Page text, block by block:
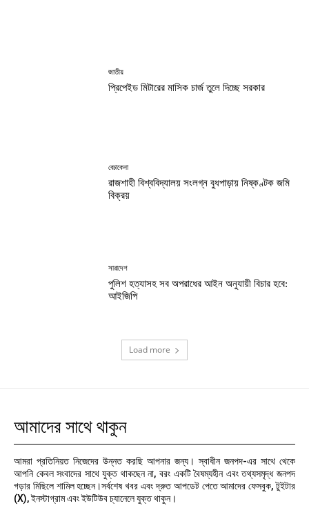
জাতীয়
প্রিপেইড মিটারের মাসিক চার্জ তুলে দিচ্ছে সরকার
বেচাকেনা
রাজশাহী বিশ্ববিদ্যালয় সংলগ্ন বুধপাড়ায় নিষ্কণ্টক জমি
বিক্রয়
সারাদেশ
পুলিশ হত্যাসহ সব অপরাধের আইন অনুযায়ী বিচার হবে:
আইজিপি
Load more
আমাদের সাথে থাকুন
আমরা প্রতিনিয়ত নিজেদের উন্নত করছি আপনার জন্য। স্বাধীন জনপদ-এর সাথে থেকে
আপনি কেবল সংবাদের সাথে যুক্ত থাকছেন না, বরং একটি বৈষম্যহীন এবং তথ্যসমৃদ্ধ জনপদ
গড়ার মিছিলে শামিল হচ্ছেন।সর্বশেষ খবর এবং দ্রুত আপডেট পেতে আমাদের ফেসবুক, টুইটার
(X), ইনস্টাগ্রাম এবং ইউটিউব চ্যানেলে যুক্ত থাকুন।